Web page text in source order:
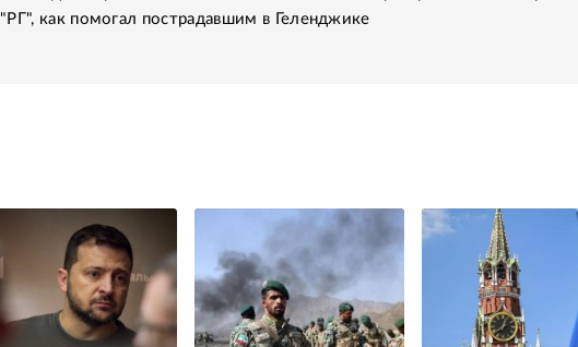
"РГ", как помогал пострадавшим в Геленджике